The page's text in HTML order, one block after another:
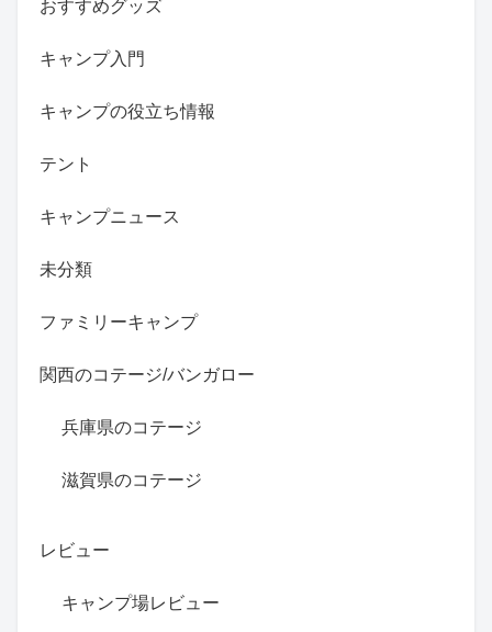
おすすめグッズ
キャンプ入門
キャンプの役立ち情報
テント
キャンプニュース
未分類
ファミリーキャンプ
関西のコテージ/バンガロー
兵庫県のコテージ
滋賀県のコテージ
レビュー
キャンプ場レビュー